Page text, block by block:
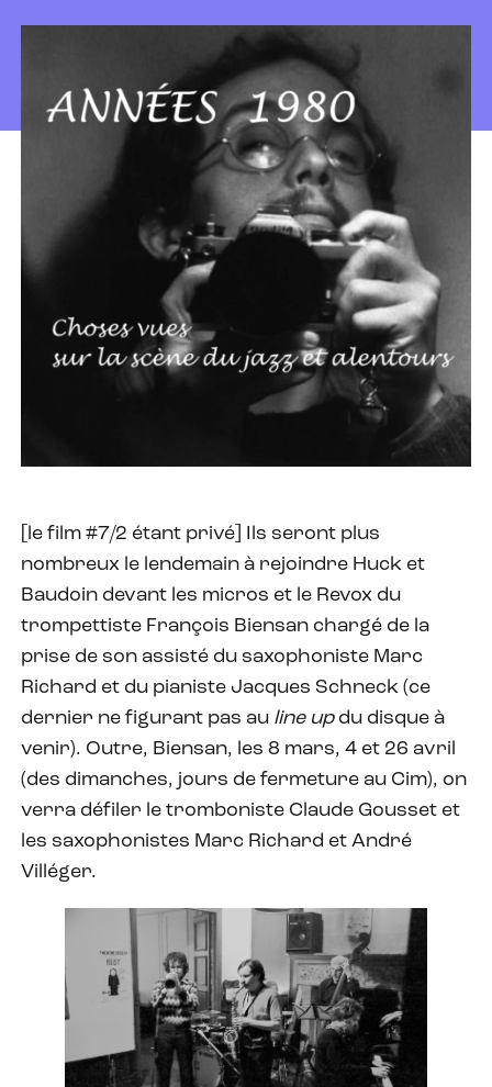
[le film #7/2 étant privé] Ils seront plus
nombreux le lendemain à rejoindre Huck et
Baudoin devant les micros et le Revox du
trompettiste François Biensan chargé de la
prise de son assisté du saxophoniste Marc
Richard et du pianiste Jacques Schneck (ce
dernier ne figurant pas au line up du disque à
venir). Outre, Biensan, les 8 mars, 4 et 26 avril
(des dimanches, jours de fermeture au Cim), on
verra défiler le tromboniste Claude Gousset et
les saxophonistes Marc Richard et André
Villéger.